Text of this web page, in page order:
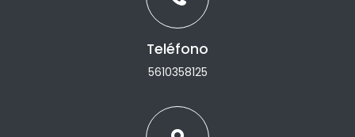
Teléfono
5610358125